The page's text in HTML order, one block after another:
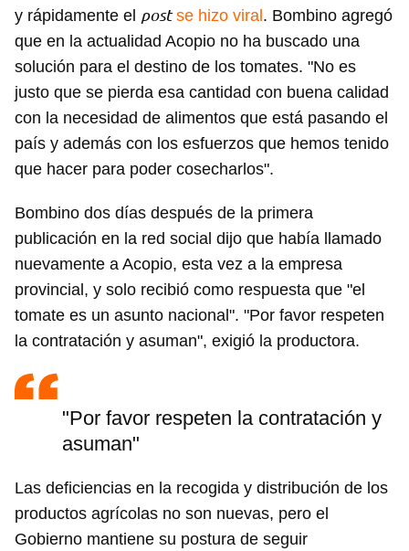
y rápidamente el post se hizo viral . Bombino agregó
que en la actualidad Acopio no ha buscado una
solución para el destino de los tomates. "No es
justo que se pierda esa cantidad con buena calidad
con la necesidad de alimentos que está pasando el
país y además con los esfuerzos que hemos tenido
que hacer para poder cosecharlos".
Bombino dos días después de la primera
publicación en la red social dijo que había llamado
nuevamente a Acopio, esta vez a la empresa
provincial, y solo recibió como respuesta que "el
tomate es un asunto nacional". "Por favor respeten
la contratación y asuman", exigió la productora.
"Por favor respeten la contratación y
asuman"
Las deficiencias en la recogida y distribución de los
productos agrícolas no son nuevas, pero el
Gobierno mantiene su postura de seguir